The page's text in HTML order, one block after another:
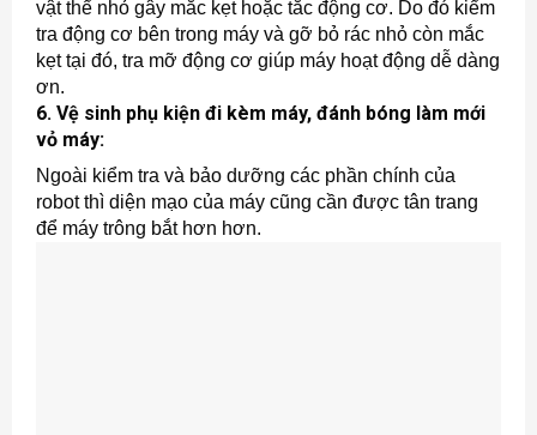
vật thể nhỏ gây mắc kẹt hoặc tắc động cơ. Do đó kiểm
tra động cơ bên trong máy và gỡ bỏ rác nhỏ còn mắc
kẹt tại đó, tra mỡ động cơ giúp máy hoạt động dễ dàng
ơn.
6. Vệ sinh phụ kiện đi kèm máy, đánh bóng làm mới
vỏ máy:
Ngoài kiểm tra và bảo dưỡng các phần chính của
robot thì diện mạo của máy cũng cần được tân trang
để máy trông bắt hơn hơn.